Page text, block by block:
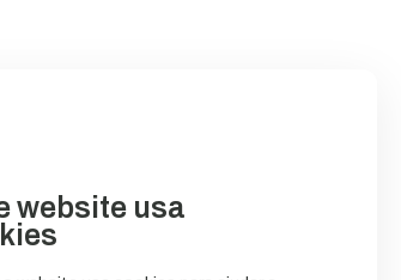
website usa
do Vouga